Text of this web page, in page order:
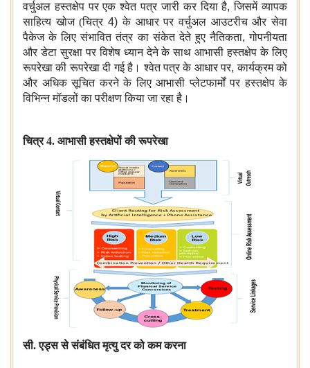
वर्चुअल हस्तक्षेप पर एक श्वेत पत्र जारी कर दिया है,जिसमें व्यापक
साहित्य खोज (चित्र4)के आधार पर वर्चुअल आउटरीच और सेवा
पैकेज के लिए संभावित तंत्र का संकेत देते हुए नैतिकता,गोपनीयता
और डेटा सुरक्षा पर विशेष ध्यान देने के साथ आभासी हस्तक्षेप के लिए
रूपरेखा की रूपरेखा दी गई है। श्वेत पत्र के आधार पर,कार्यक्रम को
और अधिक सूचित करने के लिए आभासी प्लेटफार्मों पर हस्तक्षेप के
विभिन्न मॉडलों का परीक्षण किया जा रहा है।
चित्र 4. आभासी हस्तक्षेपों की रूपरेखा
सी. एड्स से संबंधित मृत्यु दर को कम करना